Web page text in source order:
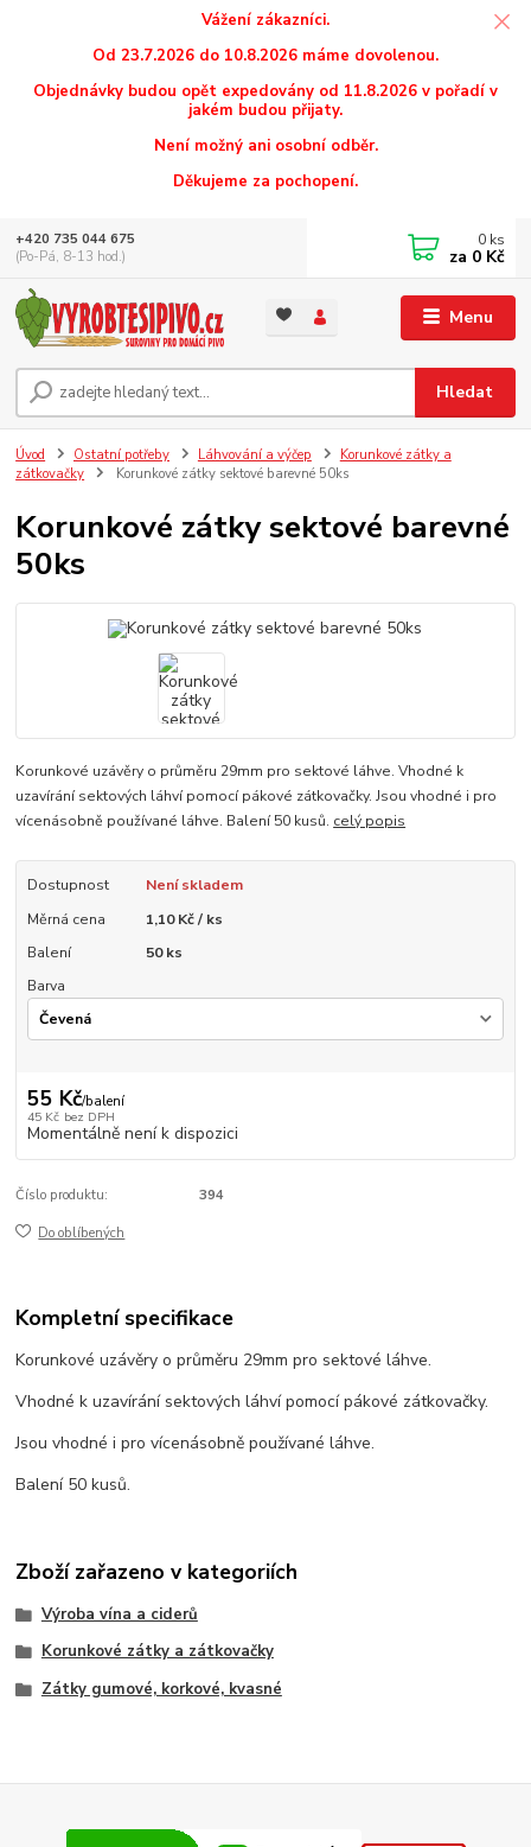
Vážení zákazníci.
Od 23.7.2026 do 10.8.2026 máme dovolenou.
Objednávky budou opět expedovány od 11.8.2026 v pořadí v
jakém budou přijaty.
Není možný ani osobní odběr.
Děkujeme za pochopení.
Menu
Hledat
+420 735 044 675
(Po-Pá, 8-13 hod.)
0 ks
za 0 Kč
Úvod Ostatní potřeby Láhvování a výčep
Korunkové zátky a
zátkovačky
Korunkové zátky sektové barevné 50ks
Korunkové zátky sektové barevné
50ks
Korunkové uzávěry o průměru 29mm pro sektové láhve. Vhodné k
uzavírání sektových láhví pomocí pákové zátkovačky. Jsou vhodné i pro
vícenásobně používané láhve. Balení 50 kusů. celý popis
Dostupnost
Není skladem
Měrná cena
1,10 Kč / ks
Balení
50 ks
Barva
55 Kč/balení
45 Kč bez DPH
Momentálně není k dispozici
Číslo produktu: 394
Do oblíbených
Kompletní specifikace
Korunkové uzávěry o průměru 29mm pro sektové láhve.
Vhodné k uzavírání sektových láhví pomocí pákové zátkovačky.
Jsou vhodné i pro vícenásobně používané láhve.
Balení 50 kusů.
Zboží zařazeno v kategoriích
Výroba vína a ciderů
Korunkové zátky a zátkovačky
Zátky gumové, korkové, kvasné